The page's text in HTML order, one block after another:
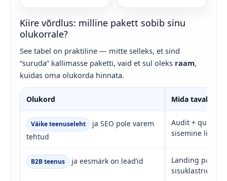
Kiire võrdlus: milline pakett sobib sinu
olukorrale?
See tabel on praktiline — mitte selleks, et sind
“suruda” kallimasse paketti, vaid et sul oleks raam,
kuidas oma olukorda hinnata.
Olukord Mida tavaliselt
Väike teenuseleht
ja SEO pole varem
tehtud
Audit + quick
sisemine
B2B teenus ja eesmärk on lead’id
Landing page’i
sisuklastrid,